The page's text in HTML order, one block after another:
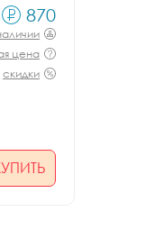
870
цена
скидки